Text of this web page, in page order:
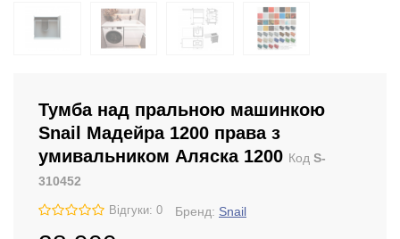
Тумба над пральною машинкою
Snail Мадейра 1200 права з
умивальником Аляска 1200 Код S-
310452
Відгуки: 0 Бренд: Snail